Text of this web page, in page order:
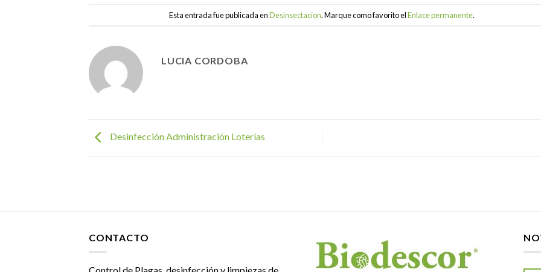
Esta entrada fue publicada enDesinsectacion. Marque como favorito elEnlace permanente.
LUCIA CORDOBA
Desinfección Administración Loterías
CONTACTO